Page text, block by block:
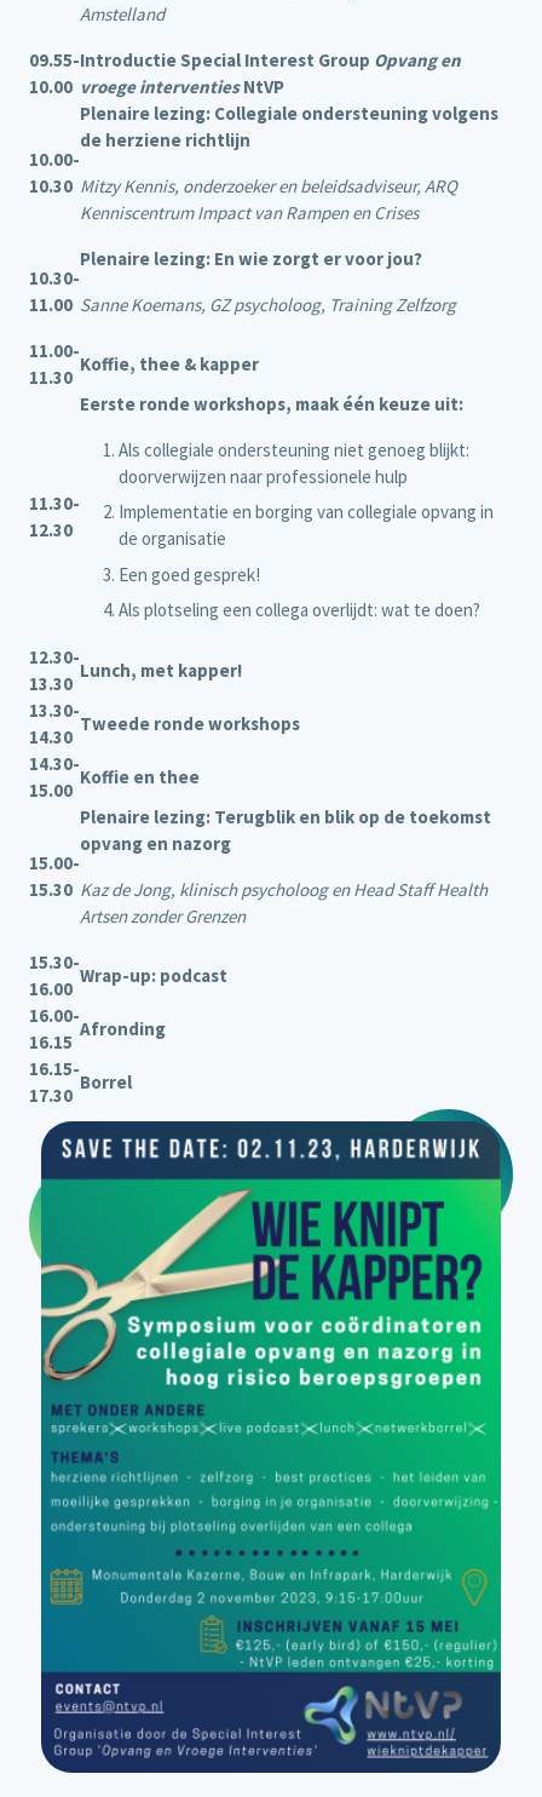
Amstelland
09.55-
10.00
Introductie Special Interest Group Opvang en
vroege interventiesNtVP
10.00-
10.30
Plenaire lezing: Collegiale ondersteuning volgens
de herziene richtlijn
Mitzy Kennis, onderzoeker en beleidsadviseur, ARQ
Kenniscentrum Impact van Rampen en Crises
10.30-
11.00
Plenaire lezing: En wie zorgt er voor jou?
Sanne Koemans, GZ psycholoog, Training Zelfzorg
11.00-
11.30
Koffie, thee & kapper
11.30-
12.30
Eerste ronde workshops, maak één keuze uit:
Als collegiale ondersteuning niet genoeg blijkt:
doorverwijzen naar professionele hulp
Implementatie en borging van collegiale opvang in
de organisatie
Een goed gesprek!
Als plotseling een collega overlijdt: wat te doen?
12.30-
13.30
Lunch, met kapper!
13.30-
14.30
Tweede ronde workshops
14.30-
15.00
Koffie en thee
15.00-
15.30
Plenaire lezing: Terugblik en blik op de toekomst
opvang en nazorg
Kaz de Jong, klinisch psycholoog en Head Staff Health
Artsen zonder Grenzen
15.30-
16.00
Wrap-up: podcast
16.00-
16.15
Afronding
16.15-
17.30
Borrel